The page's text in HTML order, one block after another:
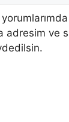
adresim ve